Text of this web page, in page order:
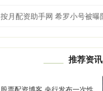
推荐资讯